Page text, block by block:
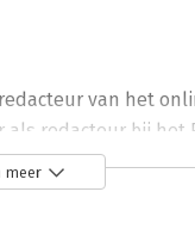
van het
redacteur bij het
bestaat niet: de
meer